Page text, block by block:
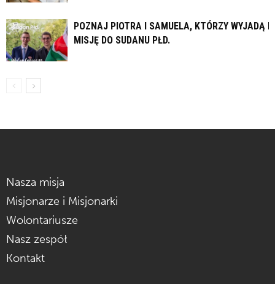
POZNAJ PIOTRA I SAMUELA, KTÓRZY WYJADĄ
MISJĘ DO SUDANU PŁD.
Nasza misja
Misjonarze i Misjonarki
Wolontariusze
Nasz zespół
Kontakt